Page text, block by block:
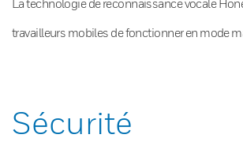
La technologie de reconnaissance vocale
travailleurs mobiles de fonctionner en mode
Sécurité